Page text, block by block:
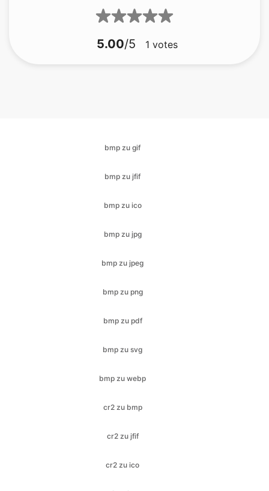
bmp zu ico
bmp zu jpg
bmp zu jpeg
bmp zu png
bmp zu pdf
bmp zu svg
bmp zu webp
cr2 zu bmp
cr2 zu jfif
cr2 zu ico
cr2 zu jpeg
cr2 zu pdf